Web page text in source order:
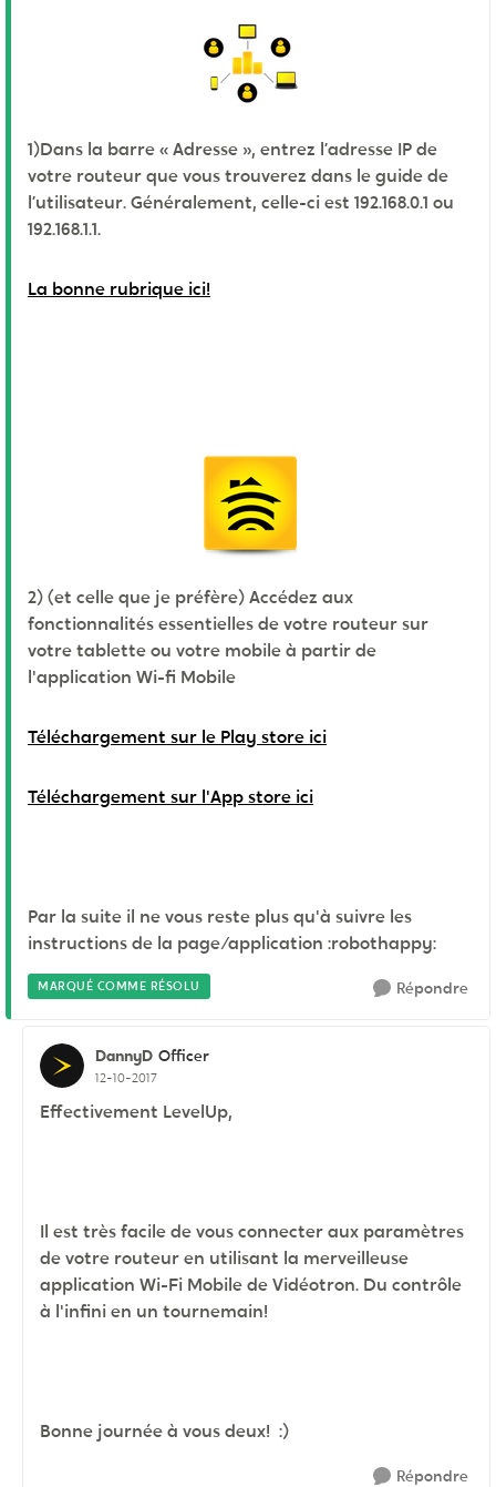
1)Dans la barre « Adresse », entrez l’adresse IP de
votre routeur que vous trouverez dans le guide de
l’utilisateur. Généralement, celle-ci est 192.168.0.1 ou
192.168.1.1.
La bonne rubrique ici!
2) (et celle que je préfère)Accédez aux
fonctionnalités essentielles de votre routeur sur
votre tablette ou votre mobile à partir de
l'application Wi-fi Mobile
Téléchargement sur le Play store ici
Téléchargement sur l'App store ici
Par la suite il ne vous reste plus qu'à suivre les
instructions de la page/application :robothappy:
MARQUÉ COMME RÉSOLU Répondre
DannyD Officer
12-10-2017
Effectivement LevelUp,
Il est très facile de vous connecter aux paramètres
de votre routeur en utilisant la merveilleuse
application Wi-Fi Mobile de Vidéotron. Du contrôle
à l'infini en un tournemain!
Bonne journée à vous deux! :)
Répondre